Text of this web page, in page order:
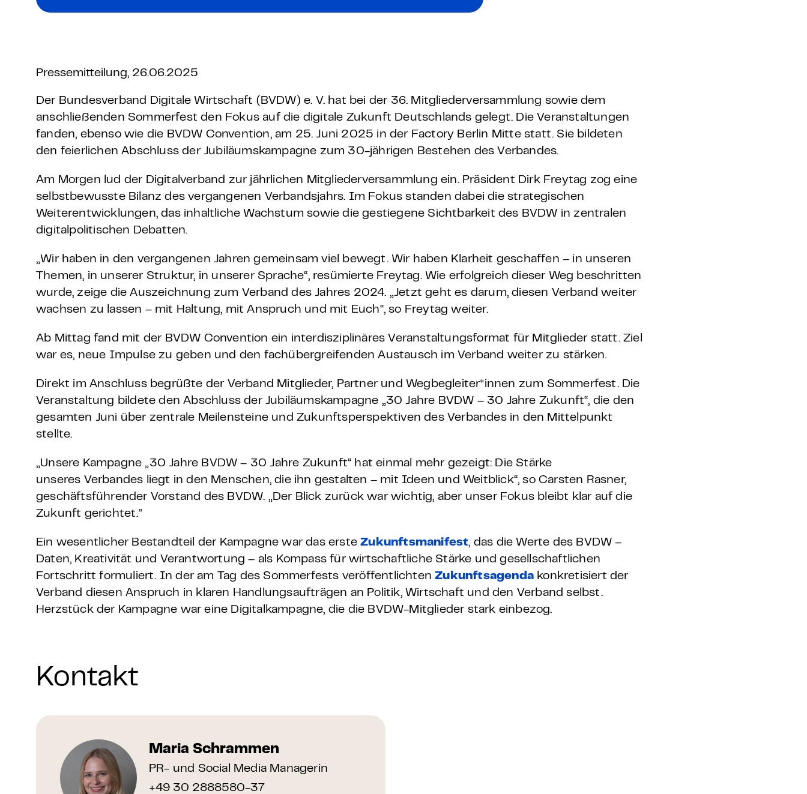
Product Design Bootcamp
Product Management Bootcamp
Pressemitteilung, 26.06.2025
Der Bundesverband Digitale Wirtschaft (BVDW) e. V. hat bei der 36. Mitgliederversammlung sowie dem
anschließenden Sommerfest den Fokus auf die digitale Zukunft Deutschlands gelegt. Die Veranstaltungen
fanden, ebenso wie die BVDW Convention, am 25. Juni 2025 in der Factory Berlin Mitte statt. Sie bildeten
den feierlichen Abschluss der Jubiläumskampagne zum 30-jährigen Bestehen des Verbandes.
Am Morgen lud der Digitalverband zur jährlichen Mitgliederversammlung ein. Präsident Dirk Freytag zog eine
selbstbewusste Bilanz des vergangenen Verbandsjahrs. Im Fokus standen dabei die strategischen
Weiterentwicklungen, das inhaltliche Wachstum sowie die gestiegene Sichtbarkeit des BVDW in zentralen
digitalpolitischen Debatten.
„Wir haben in den vergangenen Jahren gemeinsam viel bewegt. Wir haben Klarheit geschaffen – in unseren
Themen, in unserer Struktur, in unserer Sprache“, resümierte Freytag. Wie erfolgreich dieser Weg beschritten
wurde, zeige die Auszeichnung zum Verband des Jahres 2024. „Jetzt geht es darum, diesen Verband weiter
wachsen zu lassen – mit Haltung, mit Anspruch und mit Euch“, so Freytag weiter.
Ab Mittag fand mit der BVDW Convention ein interdisziplinäres Veranstaltungsformat für Mitglieder statt. Ziel
war es, neue Impulse zu geben und den fachübergreifenden Austausch im Verband weiter zu stärken.
Direkt im Anschluss begrüßte der Verband Mitglieder, Partner und Wegbegleiter*innen zum Sommerfest. Die
Veranstaltung bildete den Abschluss der Jubiläumskampagne „30 Jahre BVDW – 30 Jahre Zukunft“, die den
gesamten Juni über zentrale Meilensteine und Zukunftsperspektiven des Verbandes in den Mittelpunkt
stellte.
„Unsere Kampagne „30 Jahre BVDW – 30 Jahre Zukunft“ hat einmal mehr gezeigt: Die Stärke
unseres Verbandes liegt in den Menschen, die ihn gestalten – mit Ideen und Weitblick“, so Carsten Rasner,
geschäftsführender Vorstand des BVDW. „Der Blick zurück war wichtig, aber unser Fokus bleibt klar auf die
Zukunft gerichtet.“
Ein wesentlicher Bestandteil der Kampagne war das ersteZukunftsmanifest, das die Werte des BVDW –
Daten, Kreativität und Verantwortung – als Kompass für wirtschaftliche Stärke und gesellschaftlichen
Fortschritt formuliert. In der am Tag des Sommerfests veröffentlichtenZukunftsagenda konkretisiert der
Verband diesen Anspruch in klaren Handlungsaufträgen an Politik, Wirtschaft und den Verband selbst.
Herzstück der Kampagne war eine Digitalkampagne, die die BVDW-Mitglieder stark einbezog.
Kontakt
Maria Schrammen
PR- und Social Media Managerin
+49 30 2888580-37